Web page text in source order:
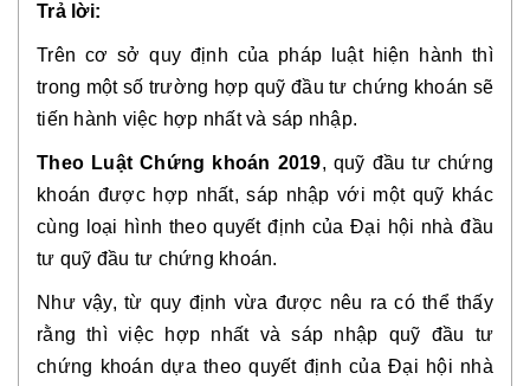
Trả lời:
Trên cơ sở quy định của pháp luật hiện hành thì
trong một số trường hợp quỹ đầu tư chứng khoán sẽ
tiến hành việc hợp nhất và sáp nhập.
Theo Luật Chứng khoán 2019, quỹ đầu tư chứng
khoán được hợp nhất, sáp nhập với một quỹ khác
cùng loại hình theo quyết định của Đại hội nhà đầu
tư quỹ đầu tư chứng khoán.
Như vậy, từ quy định vừa được nêu ra có thể thấy
rằng thì việc hợp nhất và sáp nhập quỹ đầu tư
chứng khoán dựa theo quyết định của Đại hội nhà